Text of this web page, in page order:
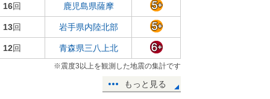
16回 鹿児島県薩摩
13回 岩手県内陸北部
12回 青森県三八上北
※震度3以上を観測した地震の集計です
もっと見る